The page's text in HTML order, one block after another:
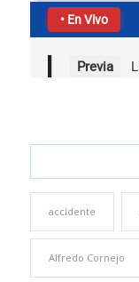
accidente
Alfredo Cornejo